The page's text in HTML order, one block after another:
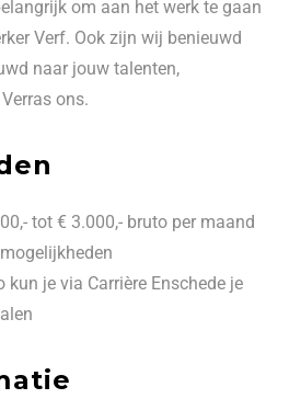
om aan het werk te gaan
Verf. Ook zijn wij benieuwd
naar jouw talenten,
ons.
tot € 3.000,- bruto per maand
kun je via Carrière Enschede je